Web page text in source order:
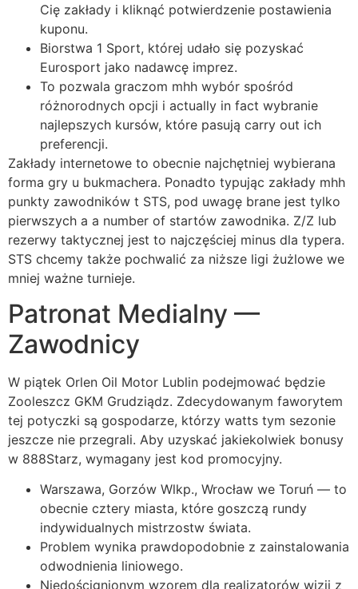
Cię zakłady i kliknąć potwierdzenie postawienia
kuponu.
Biorstwa 1 Sport, której udało się pozyskać
Eurosport jako nadawcę imprez.
To pozwala graczom mhh wybór spośród
różnorodnych opcji i actually in fact wybranie
najlepszych kursów, które pasują carry out ich
preferencji.
Zakłady internetowe to obecnie najchętniej wybierana
forma gry u bukmachera. Ponadto typując zakłady mhh
punkty zawodników t STS, pod uwagę brane jest tylko
pierwszych a a number of startów zawodnika. Z/Z lub
rezerwy taktycznej jest to najczęściej minus dla typera.
STS chcemy także pochwalić za niższe ligi żużlowe we
mniej ważne turnieje.
Patronat Medialny —
Zawodnicy
W piątek Orlen Oil Motor Lublin podejmować będzie
Zooleszcz GKM Grudziądz. Zdecydowanym faworytem
tej potyczki są gospodarze, którzy watts tym sezonie
jeszcze nie przegrali. Aby uzyskać jakiekolwiek bonusy
w 888Starz, wymagany jest kod promocyjny.
Warszawa, Gorzów Wlkp., Wrocław we Toruń — to
obecnie cztery miasta, które goszczą rundy
indywidualnych mistrzostw świata.
Problem wynika prawdopodobnie z zainstalowania
odwodnienia liniowego.
Niedoścignionym wzorem dla realizatorów wizji z